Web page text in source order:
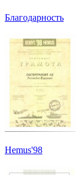
Благодарность
Hemus'98